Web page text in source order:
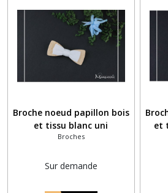
Broche noeud papillon bois
et tissu blanc uni
Broches
Sur demande
et